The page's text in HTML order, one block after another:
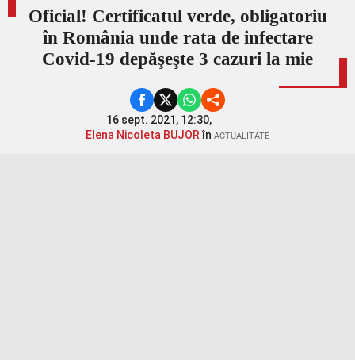
Oficial! Certificatul verde, obligatoriu
în România unde rata de infectare
Covid-19 depăşeşte 3 cazuri la mie
16 sept. 2021, 12:30,
Elena Nicoleta BUJORîn ACTUALITATE